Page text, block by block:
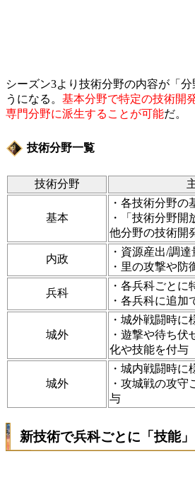
シーズン3より技術分野の内容が「
うになる。 基本分野で特定の技術開
専門分野に派生することが可能だ。
技術分野一覧
技術分野
基本
・各技術分野の
・「技術分野
他分野の技術開
内政
・資源産出/調
・里の攻撃や防
兵科
・各兵科ごと
・各兵科に追加
城外
・城外戦闘時
・遊撃や待ち伏
化や技能を付与
城外
・城内戦闘時
・攻城戦の攻
与
新技術で兵科ごとに「技能